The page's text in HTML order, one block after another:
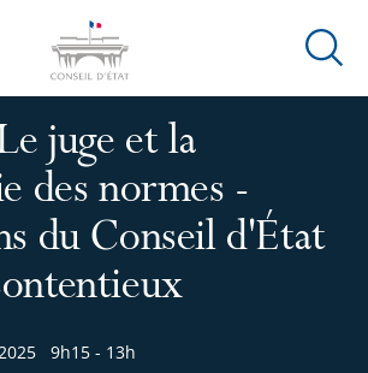
Ouvrir
juge et la
des normes -
du Conseil d'État
9h15 - 13h